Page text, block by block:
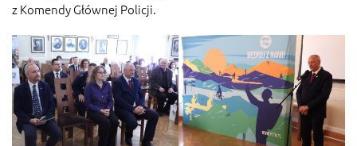
z Komendy Głównej Policji.